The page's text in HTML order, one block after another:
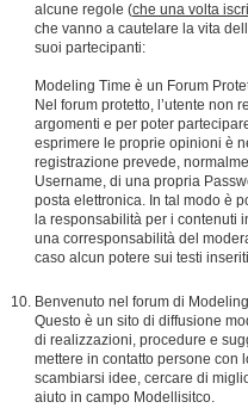
alcune regole (che una volta
che vanno a cautelare la vita
suoi partecipanti:
Modeling Time è un Forum
Nel forum protetto, l’utente non
argomenti e per poter
esprimere le proprie opinioni è
registrazione prevede,
Username, di una propria
posta elettronica. In tal modo è
la responsabilità per i contenuti
una corresponsabilità del
caso alcun potere sui testi
Benvenuto nel forum di
Questo è un sito di diffusione
di realizzazioni, procedure e
mettere in contatto persone con
scambiarsi idee, cercare di
aiuto in campo Modellisitco.